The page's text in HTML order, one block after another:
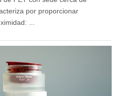
por proporcionar
...